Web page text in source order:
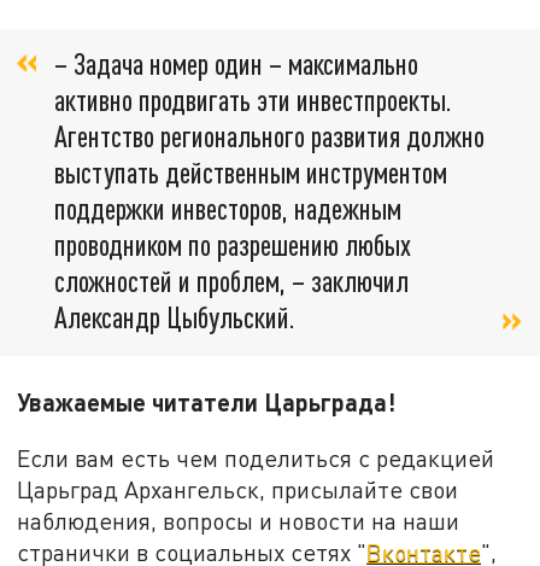
– Задача номер один – максимально
активно продвигать эти инвестпроекты.
Агентство регионального развития должно
выступать действенным инструментом
поддержки инвесторов, надежным
проводником по разрешению любых
сложностей и проблем, – заключил
Александр Цыбульский.
Уважаемые читатели Царьграда!
Если вам есть чем поделиться с редакцией
Царьград Архангельск, присылайте свои
наблюдения, вопросы и новости на наши
странички в социальных сетях "Вконтакте",